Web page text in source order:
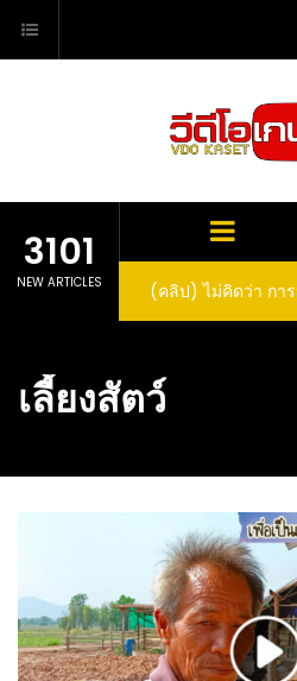
content
3101
NEW ARTICLES
ปในถัง จะได้ผล
expect that
fruit
(คลิป) วิธีทำไวน์
เลี้ยงสัตว์